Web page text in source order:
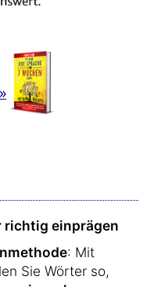
richtig einprägen
: Mit
Sie Wörter so,